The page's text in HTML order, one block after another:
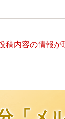
内容の情報が